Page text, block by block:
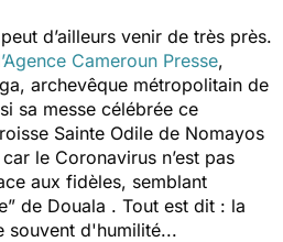
d’ailleurs venir de très près.
Cameroun Presse,
archevêque métropolitain de
sa messe célébrée ce
Sainte Odile de Nomayos
le Coronavirus n’est pas
aux fidèles, semblant
de Douala . Tout est dit : la
souvent d'humilité...